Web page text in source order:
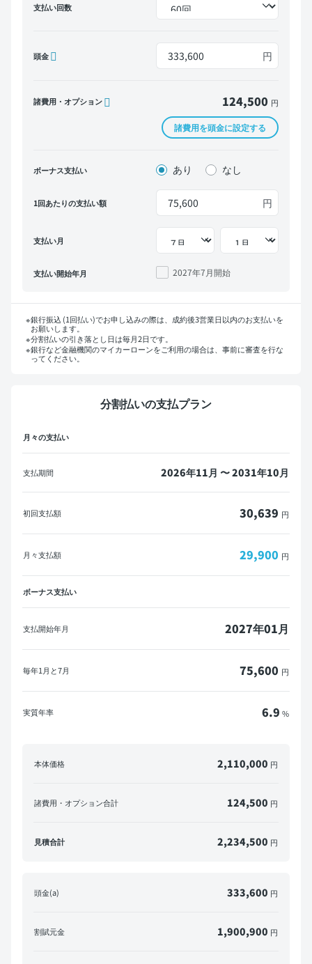
支払い回数
頭金 円
諸費用・オプション 124,500 円
諸費用を頭金に設定する
ボーナス支払い あり なし
1回あたりの支払い額 円
支払い月
支払い開始年月 2027年7月開始
銀行振込 (1回払い)でお申し込みの際は、成約後3営業日以内のお支払いを
お願いします。
分割払いの引き落とし日は毎月2日です。
銀行など金融機関のマイカーローンをご利用の場合は、事前に審査を行な
ってください。
マイカーローンをご利用の方へ
※一部の金融機関ではローンが組めない場合がございます。
PDFダウンロード
分割払いの支払プラン
月々の支払い
支払期間 2026年11月 〜 2031年10月
初回支払額 30,639 円
月々支払額 29,900 円
ボーナス支払い
支払開始年月 2027年01月
毎年1月と7月 75,600 円
実質年率 6.9 %
本体価格 2,110,000 円
諸費用・オプション合計 124,500 円
見積合計 2,234,500 円
頭金(a) 333,600 円
割賦元金 1,900,900 円